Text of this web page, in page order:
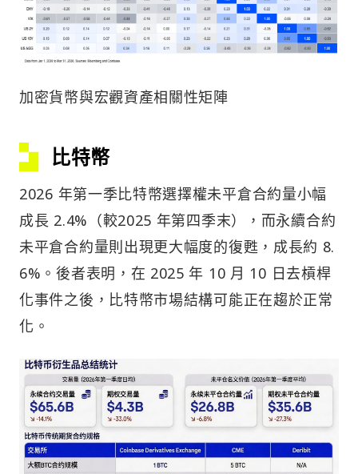
加密貨幣與宏觀資產相關性矩陣
比特幣
2026 年第一季比特幣選擇權未平倉合約量小幅
成長 2.4%（較2025 年第四季末），而永續合約
未平倉合約量則出現更大幅度的復甦，成長約 8.
6%。後者表明，在 2025 年 10 月 10 日去槓桿
化事件之後，比特幣市場結構可能正在趨於正常
化。